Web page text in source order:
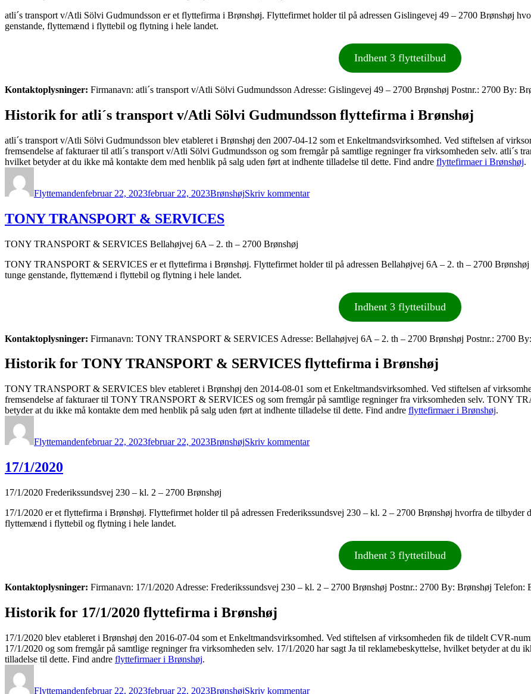
atli´s transport v/Atli Sölvi Gudmundsson er et flyttefirma i Brønshøj. Flyttefirmet holder til på adressen Gislingevej 49 – 2700 Brønshøj
genstande, flyttemænd i flyttebil og flytning i hele landet.
Indhent 3 flyttetilbud
Kontaktoplysninger: Firmanavn: atli´s transport v/Atli Sölvi Gudmundsson Adresse: Gislingevej 49 – 2700 Brønshøj Postnr.: 2700 By:
Historik for atli´s transport v/Atli Sölvi Gudmundsson flyttefirma i Brønshøj
atli´s transport v/Atli Sölvi Gudmundsson blev etableret i Brønshøj den 2007-04-12 som et Enkeltmandsvirksomhed. Ved stiftelsen af
fremsendelse af fakturaer til atli´s transport v/Atli Sölvi Gudmundsson og som fremgår på samtlige regninger fra virksomheden selv. atli´s
hvilket betyder at du ikke må kontakte dem med henblik på salg uden ført at indhente tilladelse til dette. Find andre flyttefirmaer i Brønshøj.
Flyttemandenfebruar 22, 2023februar 22, 2023BrønshøjSkriv kommentar´s
TONY TRANSPORT & SERVICES
TONY TRANSPORT & SERVICES Bellahøjvej 6A – 2. th – 2700 Brønshøj
TONY TRANSPORT & SERVICES er et flyttefirma i Brønshøj. Flyttefirmet holder til på adressen Bellahøjvej 6A – 2. th – 2700 Brønshøj
tunge genstande, flyttemænd i flyttebil og flytning i hele landet.
Indhent 3 flyttetilbud
Kontaktoplysninger: Firmanavn: TONY TRANSPORT & SERVICES Adresse: Bellahøjvej 6A – 2. th – 2700 Brønshøj Postnr.: 2700
Historik for TONY TRANSPORT & SERVICES flyttefirma i Brønshøj
TONY TRANSPORT & SERVICES blev etableret i Brønshøj den 2014-08-01 som et Enkeltmandsvirksomhed. Ved stiftelsen af
fremsendelse af fakturaer til TONY TRANSPORT & SERVICES og som fremgår på samtlige regninger fra virksomheden selv. TONY
betyder at du ikke må kontakte dem med henblik på salg uden ført at indhente tilladelse til dette. Find andre flyttefirmaer i Brønshøj.
Flyttemandenfebruar 22, 2023februar 22, 2023BrønshøjSkriv kommentarTRANSPORT
17/1/2020
17/1/2020 Frederikssundsvej 230 – kl. 2 – 2700 Brønshøj
17/1/2020 er et flyttefirma i Brønshøj. Flyttefirmet holder til på adressen Frederikssundsvej 230 – kl. 2 – 2700 Brønshøj hvorfra de tilbyder
flyttemænd i flyttebil og flytning i hele landet.
Indhent 3 flyttetilbud
Kontaktoplysninger: Firmanavn: 17/1/2020 Adresse: Frederikssundsvej 230 – kl. 2 – 2700 Brønshøj Postnr.: 2700 By: Brønshøj
Historik for 17/1/2020 flyttefirma i Brønshøj
17/1/2020 blev etableret i Brønshøj den 2016-07-04 som et Enkeltmandsvirksomhed. Ved stiftelsen af virksomheden fik de tildelt CVR-
17/1/2020 og som fremgår på samtlige regninger fra virksomheden selv. 17/1/2020 har sagt Ja til reklamebeskyttelse, hvilket betyder at du
tilladelse til dette. Find andre flyttefirmaer i Brønshøj.
Flyttemandenfebruar 22, 2023februar 22, 2023BrønshøjSkriv kommentar